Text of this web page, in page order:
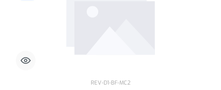
REV-D1-BF-MC2